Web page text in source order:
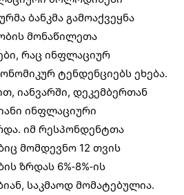
ბანკმა გამოაქვეყნა
მონაწილეთა
რაც ინფლაციურ
ტენდენციებს ეხება.
იანვარში, დეკემბერთან
ინფლაციური
იმ რესპონდენტთა
მომდევნო 12 თვის
ზრდას 6%-8%-ის
საკმაოდ მომატებულია.